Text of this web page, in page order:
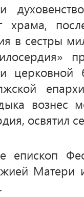
храма,
в сестры
церковной
вознес
освятил
епископ
Матери